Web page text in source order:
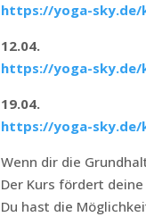
https://yoga-sky.de/
12.04.
https://yoga-sky.de/
19.04.
https://yoga-sky.de/
Wenn dir die
Der Kurs fördert
Du hast die